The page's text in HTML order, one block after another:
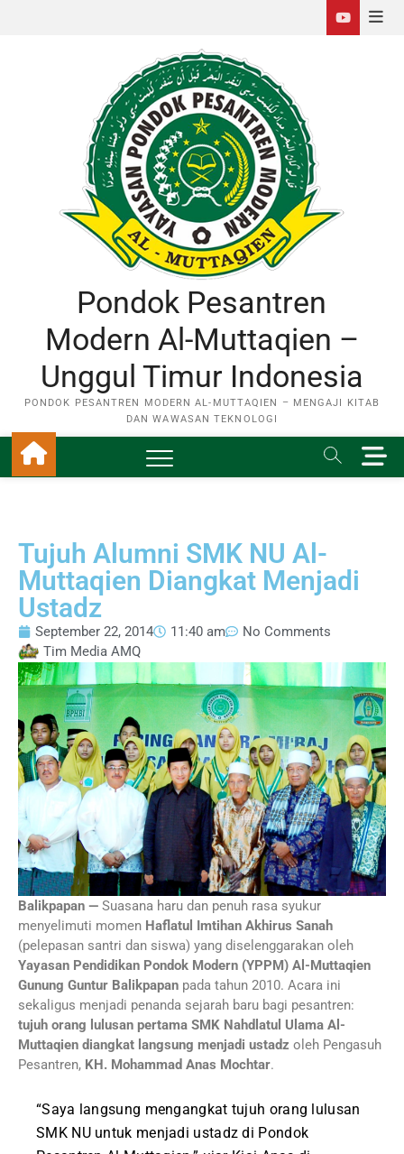
Pondok Pesantren
Modern Al-Muttaqien –
Unggul Timur Indonesia
PONDOK PESANTREN MODERN AL-MUTTAQIEN – MENGAJI KITAB
DAN WAWASAN TEKNOLOGI
M
e
Tujuh Alumni SMK NU Al-
Muttaqien Diangkat Menjadi
Ustadz
September 22, 2014 11:40 am
No Comments
Tim Media AMQ
Balikpapan — Suasana haru dan penuh rasa syukur
menyelimuti momen Haflatul Imtihan Akhirus Sanah
(pelepasan santri dan siswa) yang diselenggarakan oleh
Yayasan Pendidikan Pondok Modern (YPPM) Al-Muttaqien
Gunung Guntur Balikpapan pada tahun 2010. Acara ini
sekaligus menjadi penanda sejarah baru bagi pesantren:
tujuh orang lulusan pertama SMK Nahdlatul Ulama Al-
Muttaqien diangkat langsung menjadi ustadz oleh Pengasuh
Pesantren, KH. Mohammad Anas Mochtar.
“Saya langsung mengangkat tujuh orang lulusan
SMK NU untuk menjadi ustadz di Pondok